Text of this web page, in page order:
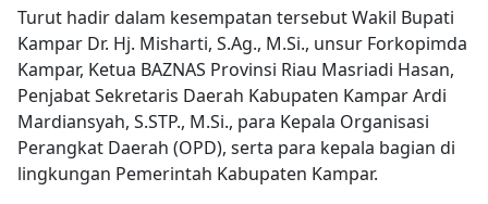
Turut hadir dalam kesempatan tersebut Wakil Bupati
Kampar Dr. Hj. Misharti, S.Ag., M.Si., unsur Forkopimda
Kampar, Ketua BAZNAS Provinsi Riau Masriadi Hasan,
Penjabat Sekretaris Daerah Kabupaten Kampar Ardi
Mardiansyah, S.STP., M.Si., para Kepala Organisasi
Perangkat Daerah (OPD), serta para kepala bagian di
lingkungan Pemerintah Kabupaten Kampar.